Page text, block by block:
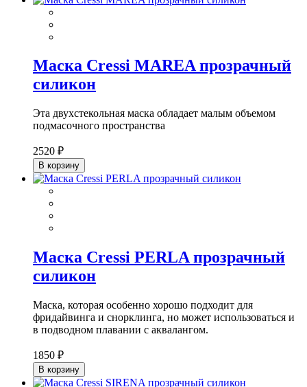
Маска Cressi MAREA прозрачный
силикон
Эта двухстекольная маска обладает малым объемом
подмасочного пространства
2520 ₽
В корзину
Маска Cressi PERLA прозрачный
силикон
Маска, которая особенно хорошо подходит для
фридайвинга и снорклинга, но может использоваться и
в подводном плавании с аквалангом.
1850 ₽
В корзину